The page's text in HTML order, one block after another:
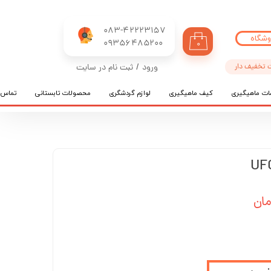
083-42223157
​​​​​​​09356485200
۰
ورود / ثبت نام در سایت
تغییر گذر واژه
ماهیگیری کیف ماهیگیری لوازم گردشگری محصولات تابستانی تماس
تخفیف دار